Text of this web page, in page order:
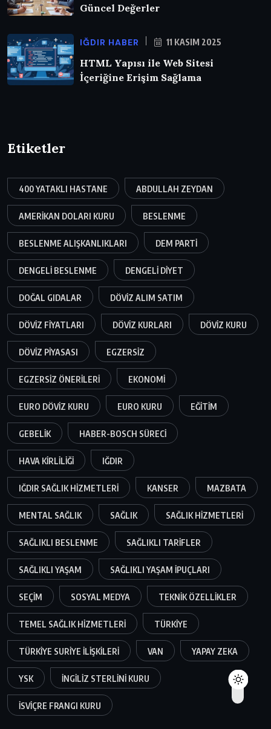
Güncel Değerler
IĞDIR HABER 11 KASIM 2025
HTML Yapısı ile Web Sitesi
İçeriğine Erişim Sağlama
Etiketler
400 YATAKLI HASTANE ABDULLAH ZEYDAN
AMERIKAN DOLARI KURU BESLENME
BESLENME ALIŞKANLIKLARI DEM PARTI
DENGELI BESLENME DENGELI DIYET
DOĞAL GIDALAR DÖVIZ ALIM SATIM
DÖVIZ FIYATLARI DÖVIZ KURLARI DÖVIZ KURU
DÖVIZ PIYASASI EGZERSIZ
EGZERSIZ ÖNERILERI EKONOMI
EURO DÖVIZ KURU EURO KURU EĞITIM
GEBELIK HABER-BOSCH SÜRECI
HAVA KIRLILIĞI IĞDIR
IĞDIR SAĞLIK HIZMETLERI KANSER MAZBATA
MENTAL SAĞLIK SAĞLIK SAĞLIK HIZMETLERI
SAĞLIKLI BESLENME SAĞLIKLI TARIFLER
SAĞLIKLI YAŞAM SAĞLIKLI YAŞAM IPUÇLARI
SEÇIM SOSYAL MEDYA TEKNIK ÖZELLIKLER
TEMEL SAĞLIK HIZMETLERI TÜRKIYE
TÜRKIYE SURIYE ILIŞKILERI VAN YAPAY ZEKA
YSK İNGILIZ STERLINI KURU
İSVIÇRE FRANGI KURU